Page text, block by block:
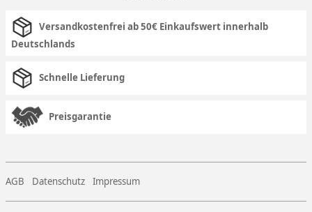
Versandkostenfrei ab 50€ Einkaufswert innerhalb
Deutschlands
Schnelle Lieferung
Preisgarantie
AGB Datenschutz Impressum